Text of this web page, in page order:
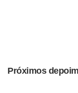
Próximos